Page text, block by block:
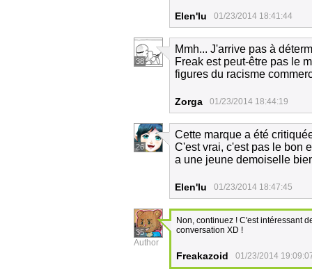
Elen'lu 01/23/2014 18:41:44
38
Mmh... J'arrive pas à
Freak est peut-être pas le
figures du racisme
Zorga 01/23/2014 18:44:19
26
Cette marque a été
C'est vrai, c'est pas le bon
a une jeune demoiselle
Elen'lu 01/23/2014 18:47:45
35
Author
Non, continuez ! C'est intéressant
conversation XD !
Freakazoid 01/23/2014